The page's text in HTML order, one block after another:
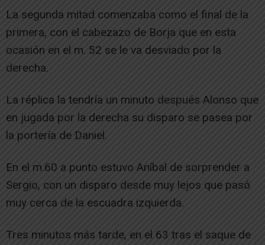
La segunda mitad comenzaba como el final de la
primera, con el cabezazo de Borja que en esta
ocasión en el m. 52 se le va desviado por la
derecha.
La réplica la tendría un minuto después Alonso que
en jugada por la derecha su disparo se pasea por
la portería de Daniel.
En el m.60 a punto estuvo Aníbal de sorprender a
Sergio, con un disparo desde muy lejos que pasó
muy cerca de la escuadra izquierda.
Tres minutos más tarde, en el 63 tras el saque de